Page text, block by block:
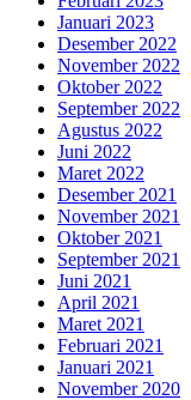
Januari 2023
Desember 2022
November 2022
Oktober 2022
September 2022
Agustus 2022
Juni 2022
Maret 2022
Desember 2021
November 2021
Oktober 2021
September 2021
Juni 2021
April 2021
Maret 2021
Februari 2021
Januari 2021
November 2020